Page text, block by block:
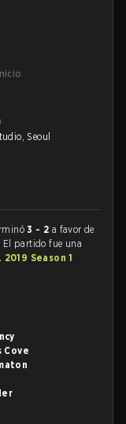
Seoul
3 - 2 a favor de
El partido fue una
2019 Season 1
Cove